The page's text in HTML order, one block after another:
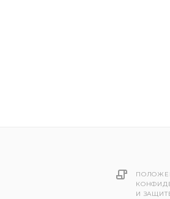
И